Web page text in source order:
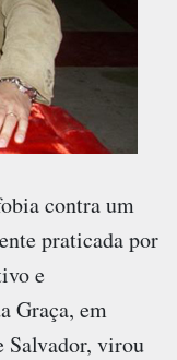
contra um
praticada por
e
Graça, em
Salvador, virou